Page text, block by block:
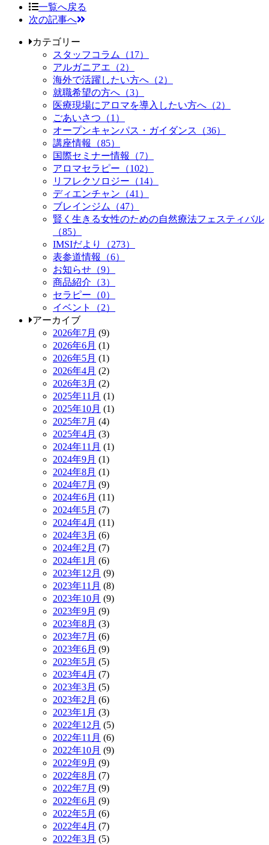
一覧へ戻る
次の記事へ
カテゴリー
スタッフコラム（17）
アルガニアエ（2）
海外で活躍したい方へ（2）
就職希望の方へ（3）
医療現場にアロマを導入したい方へ（2）
ごあいさつ（1）
オープンキャンパス・ガイダンス（36）
講座情報（85）
国際セミナー情報（7）
アロマセラピー（102）
リフレクソロジー（14）
ディエンチャン（41）
ブレインジム（47）
賢く生きる女性のための自然療法フェスティバル
（85）
IMSIだより（273）
表参道情報（6）
お知らせ（9）
商品紹介（3）
セラピー（0）
イベント（2）
アーカイブ
2026年7月 (9)
2026年6月 (1)
2026年5月 (1)
2026年4月 (2)
2026年3月 (2)
2025年11月 (1)
2025年10月 (1)
2025年7月 (4)
2025年4月 (3)
2024年11月 (1)
2024年9月 (1)
2024年8月 (1)
2024年7月 (9)
2024年6月 (11)
2024年5月 (7)
2024年4月 (11)
2024年3月 (6)
2024年2月 (7)
2024年1月 (6)
2023年12月 (9)
2023年11月 (8)
2023年10月 (9)
2023年9月 (9)
2023年8月 (3)
2023年7月 (6)
2023年6月 (9)
2023年5月 (5)
2023年4月 (7)
2023年3月 (5)
2023年2月 (6)
2023年1月 (3)
2022年12月 (5)
2022年11月 (6)
2022年10月 (9)
2022年9月 (9)
2022年8月 (7)
2022年7月 (9)
2022年6月 (9)
2022年5月 (6)
2022年4月 (7)
2022年3月 (5)